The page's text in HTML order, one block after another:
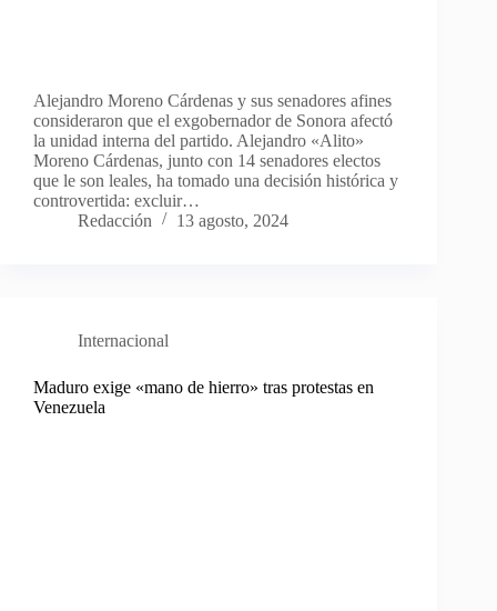
Alejandro Moreno Cárdenas y sus senadores afines
consideraron que el exgobernador de Sonora afectó
la unidad interna del partido. Alejandro «Alito»
Moreno Cárdenas, junto con 14 senadores electos
que le son leales, ha tomado una decisión histórica y
controvertida: excluir…
Redacción
13 agosto, 2024
Internacional
Maduro exige «mano de hierro» tras protestas en
Venezuela